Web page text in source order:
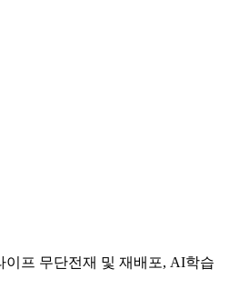
프 무단전재 및 재배포, AI학습